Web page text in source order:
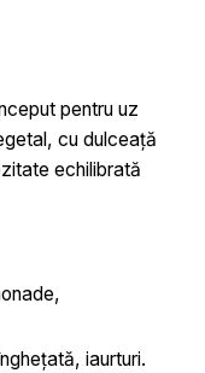
pentru uz
cu dulceață
echilibrată
iaurturi.